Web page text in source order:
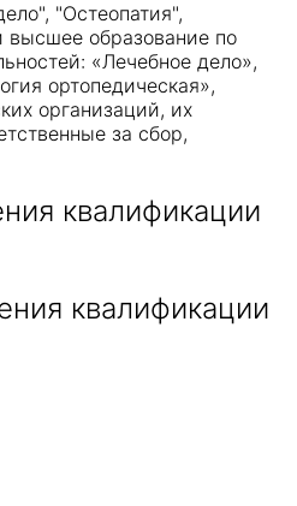
"Остеопатия",
высшее образование по
«Лечебное дело»,
ортопедическая»,
организаций, их
за сбор,
квалификации
квалификации